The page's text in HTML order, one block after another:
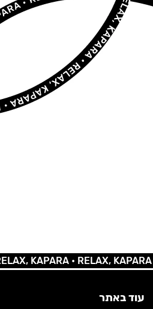
KAPARA •RELAX, KAPARA •
עוד באתר